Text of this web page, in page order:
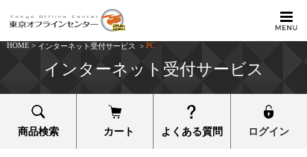
HOME > インターネット受付サービス > PC
インターネット受付サービス
商品検索 カート よくある質問 ログイン